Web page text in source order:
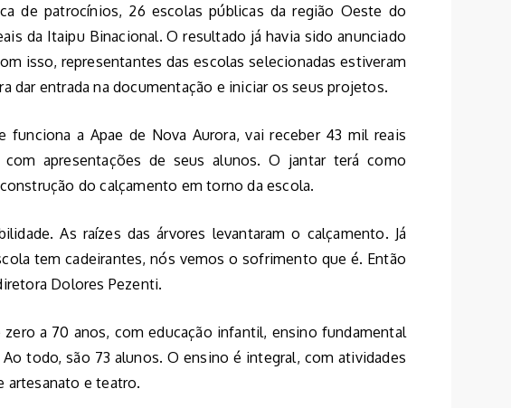
de patrocínios, 26 escolas públicas da região Oeste do
da Itaipu Binacional. O resultado já havia sido anunciado
isso, representantes das escolas selecionadas estiveram
dar entrada na documentação e iniciar os seus projetos.
funciona a Apae de Nova Aurora, vai receber 43 mil reais
apresentações de seus alunos. O jantar terá como
do calçamento em torno da escola.
As raízes das árvores levantaram o calçamento. Já
tem cadeirantes, nós vemos o sofrimento que é. Então
Dolores Pezenti.
a 70 anos, com educação infantil, ensino fundamental
todo, são 73 alunos. O ensino é integral, com atividades
artesanato e teatro.